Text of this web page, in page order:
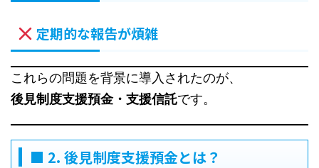
定期的な報告が煩雑
これらの問題を背景に導入されたのが、
後見制度支援預金・支援信託です。
■ 2. 後見制度支援預金とは？